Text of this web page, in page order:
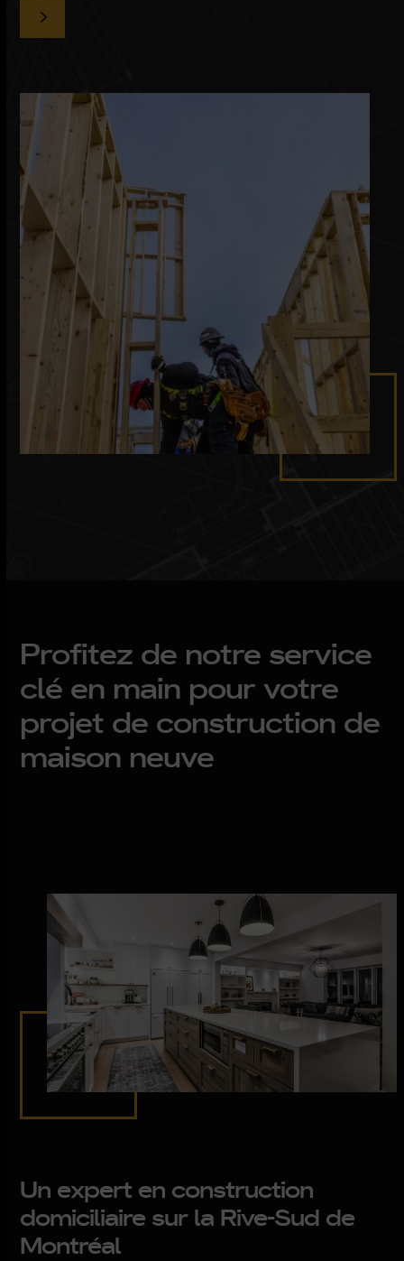
Profitez de notre service
clé en main pour votre
projet de construction de
maison neuve
Un expert en construction
domiciliaire sur la Rive-Sud de
Montréal